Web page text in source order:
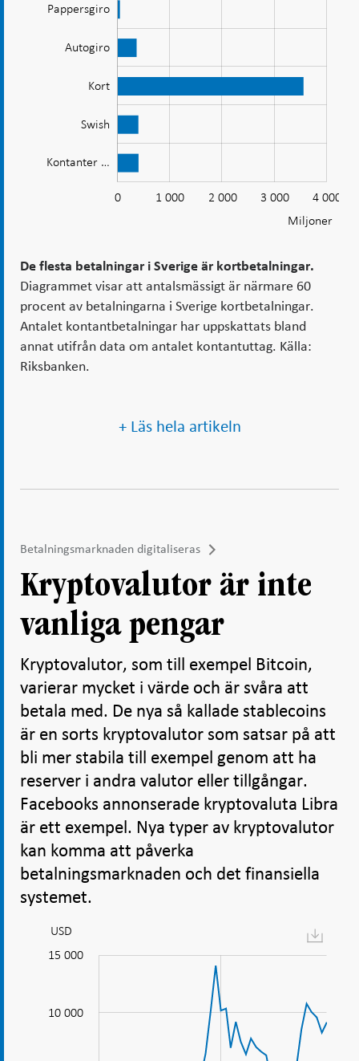
kortbetalningar.csv
Pappersgiro
Autogiro
Kort
Swish
Kontanter …
L
-2 000
-1 000
0 1 000 2 000 3 000 4 000
5 000
Miljoner
De flesta betalningar i Sverige är kortbetalningar.
Diagrammet visar att antalsmässigt är närmare 60
procent av betalningarna i Sverige kortbetalningar.
Antalet kontantbetalningar har uppskattats bland
annat utifrån data om antalet kontantuttag. Källa:
Riksbanken.
+ Läs hela artikeln
Betalningsmarknaden digitaliseras
Kryptovalutor är inte
vanliga pengar
Kryptovalutor, som till exempel Bitcoin,
varierar mycket i värde och är svåra att
betala med. De nya så kallade stablecoins
är en sorts kryptovalutor som satsar på att
bli mer stabila till exempel genom att ha
reserver i andra valutor eller tillgångar.
Facebooks annonserade kryptovaluta Libra
är ett exempel. Nya typer av kryptovalutor
kan komma att påverka
betalningsmarknaden och det finansiella
systemet.
Diagram:
Värdet
USD
10 000
15 000